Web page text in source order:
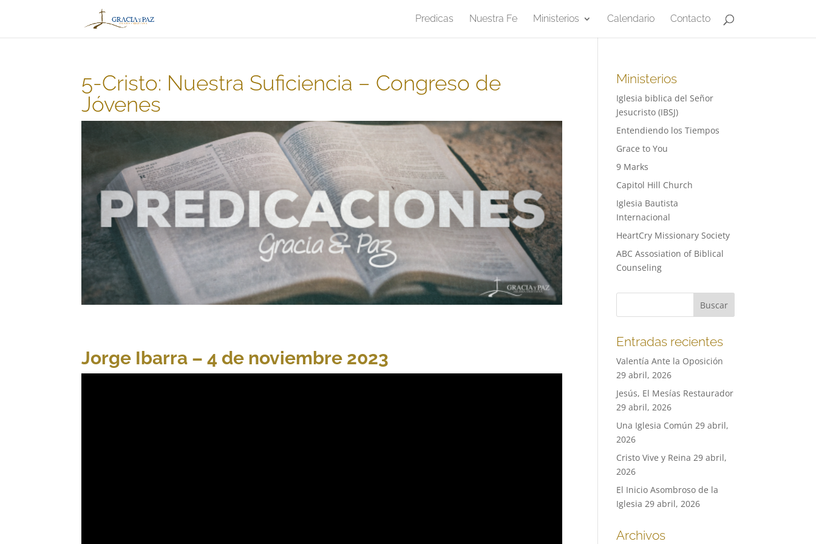
Predicas Nuestra Fe Ministerios Calendario Contacto
5-Cristo: Nuestra Suficiencia – Congreso de
Jóvenes
Jorge Ibarra – 4 de noviembre 2023
Ministerios
Iglesia biblica del Señor
Jesucristo (IBSJ)
Entendiendo los Tiempos
Grace to You
9 Marks
Capitol Hill Church
Iglesia Bautista
Internacional
HeartCry Missionary Society
ABC Assosiation of Biblical
Counseling
Entradas recientes
Valentía Ante la Oposición
29 abril, 2026
Jesús, El Mesías Restaurador
29 abril, 2026
Una Iglesia Común 29 abril,
2026
Cristo Vive y Reina 29 abril,
2026
El Inicio Asombroso de la
Iglesia 29 abril, 2026
Archivos